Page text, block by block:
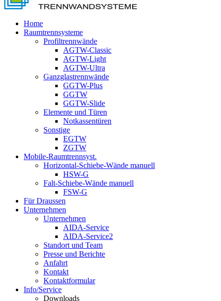
Home
Raumtrennsysteme
Profiltrennwände
AGTW-Classic
AGTW-Light
AGTW-Ultra
Ganzglastrennwände
GGTW-Plus
GGTW
GGTW-Slide
Elemente und Türen
Notkassentüren
Sonstige
EGTW
ZGTW
Mobile-Raumtrennsyst.
Horizontal-Schiebe-Wände manuell
HSW-G
Falt-Schiebe-Wände manuell
FSW-G
Für Draussen
Unternehmen
Unternehmen
AIDA-Service
AIDA-Service2
Standort und Team
Presse und Berichte
Anfahrt
Kontakt
Kontaktformular
Info/Service
Downloads